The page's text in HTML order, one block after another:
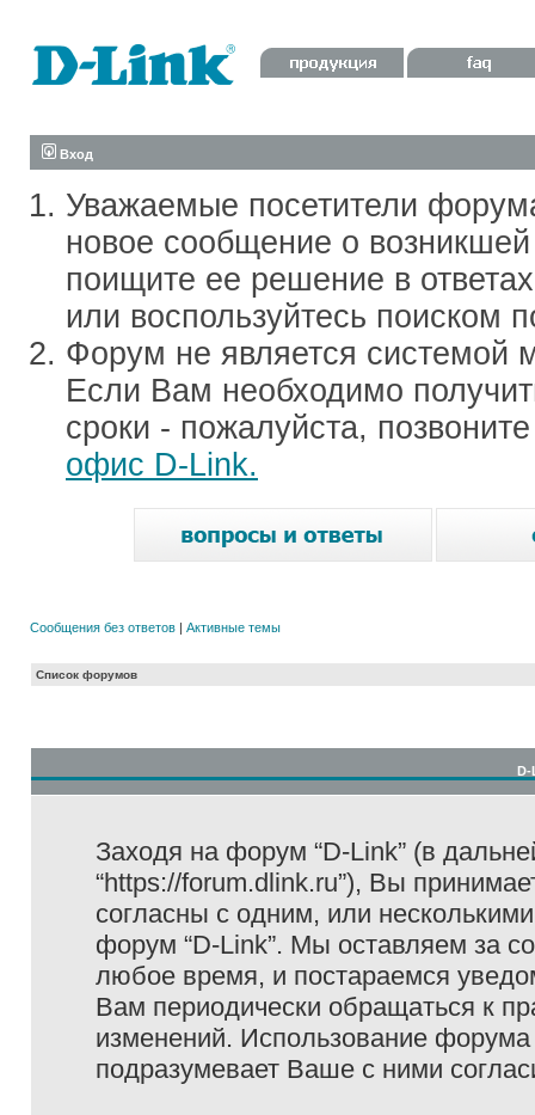
Вход
Уважаемые посетители
новое сообщение о
поищите ее решение в
или воспользуйтесь поиском
Форум не является системой
Если Вам необходимо
сроки - пожалуйста,
офис D-Link.
Сообщения без ответов | Активные темы
Список форумов
D-
Заходя на форум “D-Link” (в
“https://forum.dlink.ru”), Вы
согласны с одним, или
форум “D-Link”. Мы оставляем за
любое время, и постараемся
Вам периодически обращаться к
изменений. Использование
подразумевает Ваше с ними